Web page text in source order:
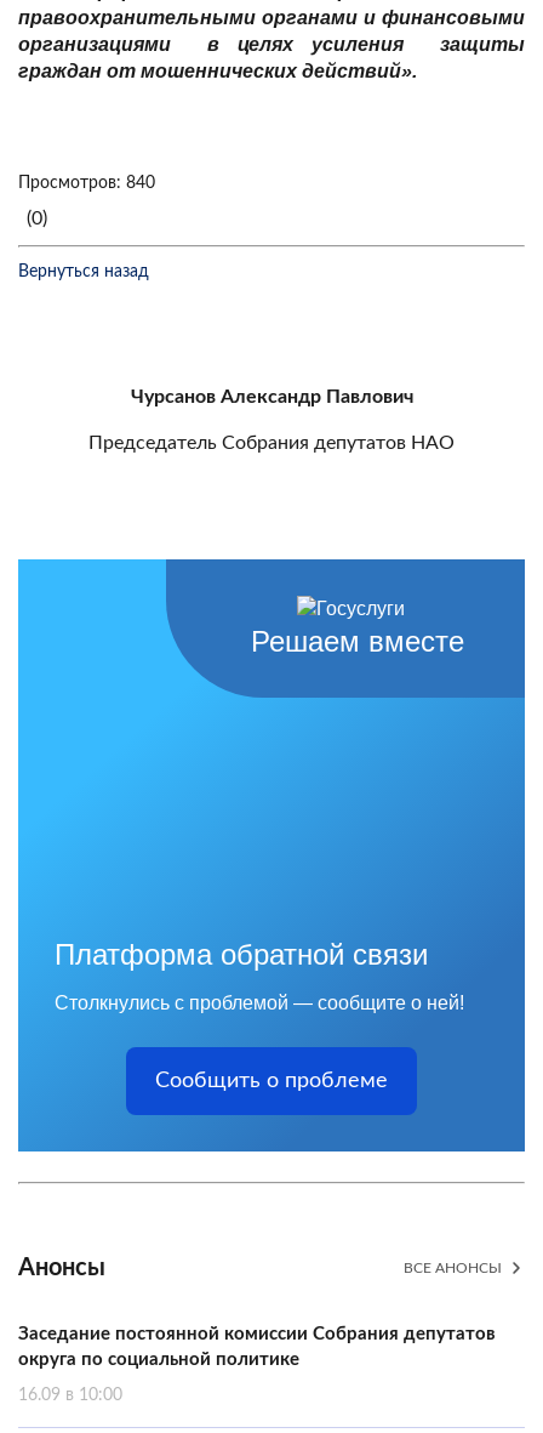
правоохранительными органами и финансовыми
организациями в целях усиления защиты
граждан от мошеннических действий».
Просмотров: 840
(0)
Вернуться назад
Чурсанов Александр Павлович
Председатель Собрания депутатов НАО
Решаем вместе
Платформа обратной связи
Столкнулись с проблемой — сообщите о ней!
Сообщить о проблеме
Анонсы ВСЕ АНОНСЫ
Заседание постоянной комиссии Собрания депутатов
округа по социальной политике
16.09 в 10:00